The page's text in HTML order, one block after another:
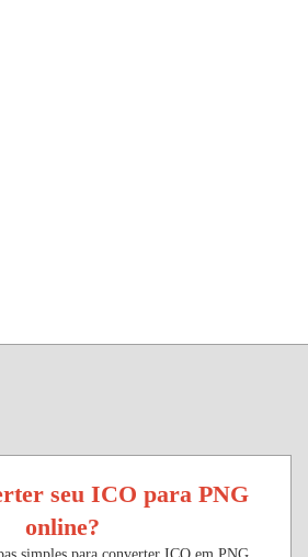
seu ICO para PNG
online?